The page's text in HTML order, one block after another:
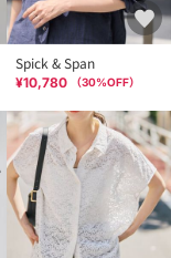
さい。
ロー着用スタッフ
ズ： フリー
フリー
ート製品（薄手の製
Spick & Span
¥10,780 （30%OFF）